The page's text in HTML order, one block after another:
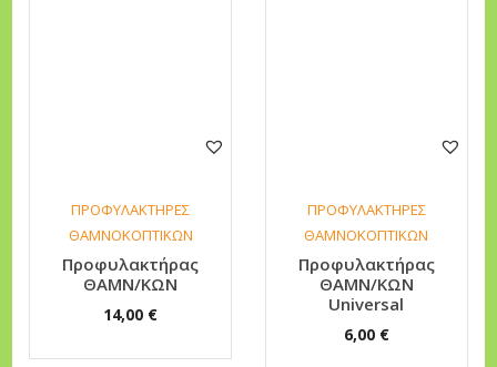
ΠΡΟΦΥΛΑΚΤΗΡΕΣ
ΘΑΜΝΟΚΟΠΤΙΚΩΝ
Προφυλακτήρας
ΘΑΜΝ/ΚΩΝ
14,00 €
ΠΡΟΦΥΛΑΚΤΗΡΕΣ
ΘΑΜΝΟΚΟΠΤΙΚΩΝ
Προφυλακτήρας
ΘΑΜΝ/ΚΩΝ
Universal
6,00 €